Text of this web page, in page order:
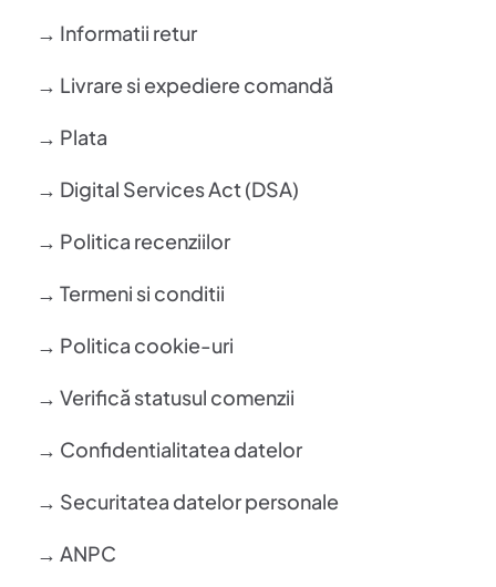
→ Informatii retur
→ Livrare si expediere comandă
→ Plata
→ Digital Services Act (DSA)
→ Politica recenziilor
→ Termeni si conditii
→ Politica cookie-uri
→ Verifică statusul comenzii
→ Confidentialitatea datelor
→ Securitatea datelor personale
→ ANPC